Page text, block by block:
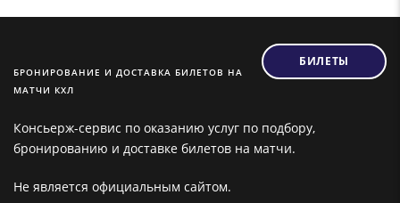
БРОНИРОВАНИЕ И ДОСТАВКА БИЛЕТОВ НА
МАТЧИ КХЛ
БИЛЕТЫ
Консьерж-сервис по оказанию услуг по подбору,
бронированию и доставке билетов на матчи.
Не является официальным сайтом.